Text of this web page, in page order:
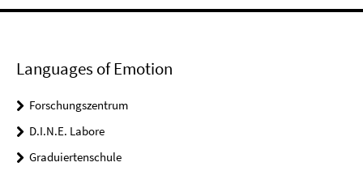
Languages of Emotion
Forschungszentrum
D.I.N.E. Labore
Graduiertenschule